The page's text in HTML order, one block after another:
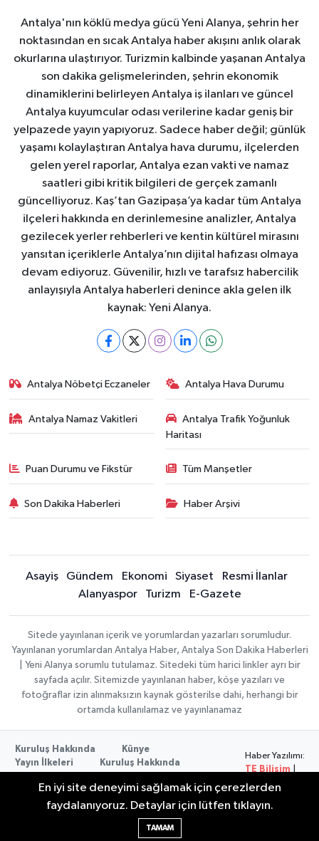
Antalya'nın köklü medya gücü Yeni Alanya, şehrin her
noktasından en sıcak Antalya haber akışını anlık olarak
okurlarına ulaştırıyor. Turizmin kalbinde yaşanan Antalya
son dakika gelişmelerinden, şehrin ekonomik
dinamiklerini belirleyen Antalya iş ilanları ve güncel
Antalya kuyumcular odası verilerine kadar geniş bir
yelpazede yayın yapıyoruz. Sadece haber değil; günlük
yaşamı kolaylaştıran Antalya hava durumu, ilçelerden
gelen yerel raporlar, Antalya ezan vakti ve namaz
saatleri gibi kritik bilgileri de gerçek zamanlı
güncelliyoruz. Kaş’tan Gazipaşa’ya kadar tüm Antalya
ilçeleri hakkında en derinlemesine analizler, Antalya
gezilecek yerler rehberleri ve kentin kültürel mirasını
yansıtan içeriklerle Antalya’nın dijital hafızası olmaya
devam ediyoruz. Güvenilir, hızlı ve tarafsız habercilik
anlayışıyla Antalya haberleri denince akla gelen ilk
kaynak: Yeni Alanya.
Antalya Nöbetçi Eczaneler Antalya Hava Durumu
Antalya Namaz Vakitleri
Antalya Trafik Yoğunluk
Haritası
Puan Durumu ve Fikstür Tüm Manşetler
Son Dakika Haberleri Haber Arşivi
Asayiş Gündem Ekonomi Siyaset
Resmi İlanlar
Alanyaspor
Turizm E-Gazete
Sitede yayınlanan içerik ve yorumlardan yazarları sorumludur.
Yayınlanan yorumlardan Antalya Haber, Antalya Son Dakika Haberleri
| Yeni Alanya sorumlu tutulamaz. Sitedeki tüm harici linkler ayrı bir
sayfada açılır. Sitemizde yayınlanan haber, köşe yazıları ve
fotoğraflar izin alınmaksızın kaynak gösterilse dahi, herhangi bir
ortamda kullanılamaz ve yayınlanamaz
Kuruluş Hakkında
Künye
Yayın İlkeleri
Kuruluş Hakkında
Kullanım Şartları
Haber Yazılımı:
TE Bilişim
Copyright ©
En iyi site deneyimi sağlamak için çerezlerden
faydalanıyoruz. Detaylar için lütfen tıklayın.
TAMAM